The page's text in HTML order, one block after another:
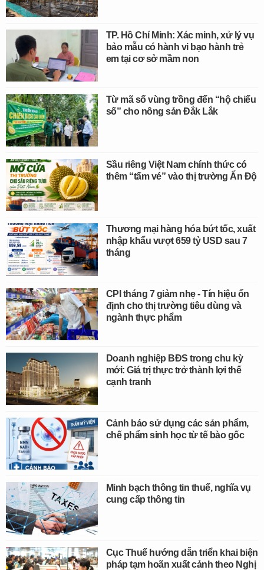
TP. Hồ Chí Minh: Xác minh, xử lý vụ
bảo mẫu có hành vi bạo hành trẻ
em tại cơ sở mầm non
Từ mã số vùng trồng đến “hộ chiếu
số” cho nông sản Đắk Lắk
Sầu riêng Việt Nam chính thức có
thêm “tấm vé” vào thị trường Ấn Độ
Thương mại hàng hóa bứt tốc, xuất
nhập khẩu vượt 659 tỷ USD sau 7
tháng
CPI tháng 7 giảm nhẹ - Tín hiệu ổn
định cho thị trường tiêu dùng và
ngành thực phẩm
Doanh nghiệp BĐS trong chu kỳ
mới: Giá trị thực trở thành lợi thế
cạnh tranh
Cảnh báo sử dụng các sản phẩm,
chế phẩm sinh học từ tế bào gốc
Minh bạch thông tin thuế, nghĩa vụ
cung cấp thông tin
Cục Thuế hướng dẫn triển khai biện
pháp tạm hoãn xuất cảnh theo Nghị